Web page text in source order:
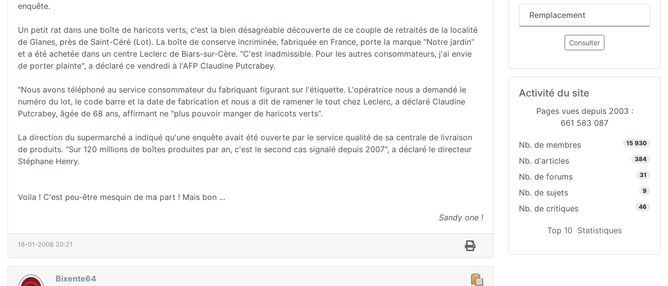
enquête.
Un petit rat dans une boîte de haricots verts, c'est la bien désagréable découverte de ce couple de retraités de la localité
de Glanes, près de Saint-Céré (Lot). La boîte de conserve incriminée, fabriquée en France, porte la marque "Notre jardin"
et a été achetée dans un centre Leclerc de Biars-sur-Cère. "C'est inadmissible. Pour les autres consommateurs, j'ai envie
de porter plainte", a déclaré ce vendredi à l'AFP Claudine Putcrabey.
"Nous avons téléphoné au service consommateur du fabriquant figurant sur l'étiquette. L'opératrice nous a demandé le
numéro du lot, le code barre et la date de fabrication et nous a dit de ramener le tout chez Leclerc, a déclaré Claudine
Putcrabey, âgée de 68 ans, affirmant ne "plus pouvoir manger de haricots verts".
La direction du supermarché a indiqué qu'une enquête avait été ouverte par le service qualité de sa centrale de livraison
de produits. "Sur 120 millions de boîtes produites par an, c'est le second cas signalé depuis 2007", a déclaré le directeur
Stéphane Henry.
Voila ! C'est peu-être mesquin de ma part ! Mais bon ...
Sandy one !
18-01-2008 20:21
Bixente64
Remplacement
Consulter
Activité du site
Pages vues depuis 2003 :
661 583 087
Nb. de membres 15 930
Nb. d'articles 384
Nb. de forums 31
Nb. de sujets 9
Nb. de critiques 46
Top 10 Statistiques